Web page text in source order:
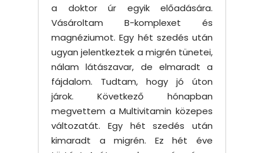
a doktor úr egyik előadására.
Vásároltam B-komplexet és
magnéziumot. Egy hét szedés után
ugyan jelentkeztek a migrén tünetei,
nálam látászavar, de elmaradt a
fájdalom. Tudtam, hogy jó úton
járok. Következő hónapban
megvettem a Multivitamin közepes
változatát. Egy hét szedés után
kimaradt a migrén. Ez hét éve